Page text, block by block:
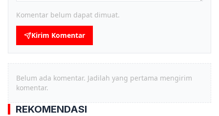
Komentar belum dapat dimuat.
Kirim Komentar
Belum ada komentar. Jadilah yang pertama mengirim
komentar.
REKOMENDASI